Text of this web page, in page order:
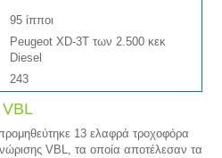
95 ίπποι
Peugeot XD-3T των 2.500 κεκ
Diesel
243
VBL
13 ελαφρά τροχοφόρα
VBL, τα οποία αποτέλεσαν τα